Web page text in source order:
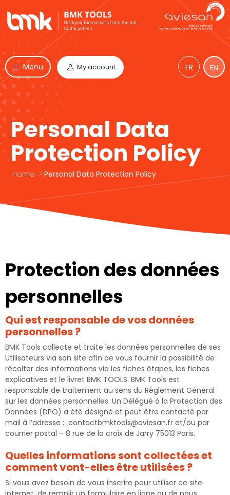
Menu My account FR EN
Personal Data
Protection Policy
Home > Personal Data Protection Policy
Protection des données
personnelles
Qui est responsable de vos données
personnelles ?
BMK Tools collecte et traite les données personnelles de ses
Utilisateurs via son site afin de vous fournir la possibilité de
récolter des informations via les fiches étapes, les fiches
explicatives et le livret BMK TOOLS. BMK Tools est
responsable de traitement au sens du Règlement Général
sur les données personnelles. Un Délégué à la Protection des
Données (DPO) a été désigné et peut être contacté par
mail à l’adresse : contactbmktools@aviesan.fr et/ou par
courrier postal – 8 rue de la croix de Jarry 75013 Paris.
Quelles informations sont collectées et
comment vont-elles être utilisées ?
Si vous avez besoin de vous inscrire pour utiliser ce site